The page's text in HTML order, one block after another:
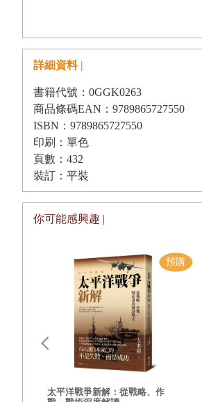
的萎靡不振兩個因素加起來，就要
代。因為，雖然新興的革命分子正
至連中國，都無法提供像蘇聯在我
兩者的結合。另外，同樣地，強而
的部眾，或接近無政府主義式、結
免的，但是它在革命激情與有效的
意，也沒有貶抑新興革命分子的意
所能好好地做。唯一不變的事實是
們，會有什麼樣的政治態度，以及
與恩格斯當然是知識分子，但是在
黨學生，在大戰前夕的五萬名大學生
使是較大的社會主義俱樂部，也只屬
並不影響一九三九年以前，極大部分
生是屬於左派或革命派的吧。
另外，即使我們能夠聲稱，知識分
詳細資料 |
書籍代號：0GGK0263
商品條碼EAN：9789865727550
ISBN：9789865727550
印刷：單色
頁數：432
裝訂：平裝
你可能感興趣 |
太平洋戰爭新解：從戰略、作